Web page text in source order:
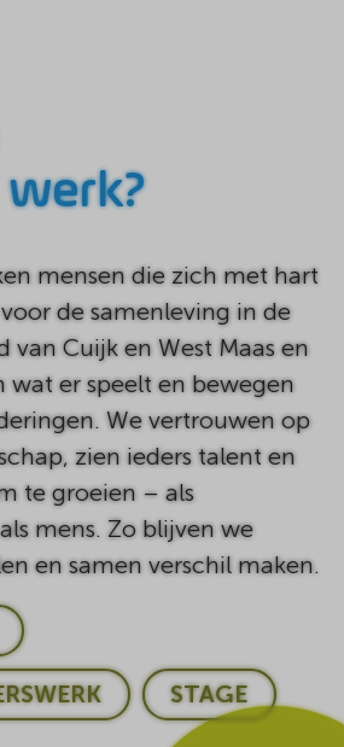
mensen die zich met hart
de samenleving in de
van Cuijk en West Maas en
wat er speelt en bewegen
We vertrouwen op
zien ieders talent en
te groeien – als
mens. Zo blijven we
en samen verschil maken.
STAGE